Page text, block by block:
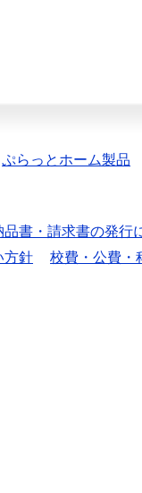
ぷらっとホーム製品
品書・請求書の発行
方針 校費・公費・